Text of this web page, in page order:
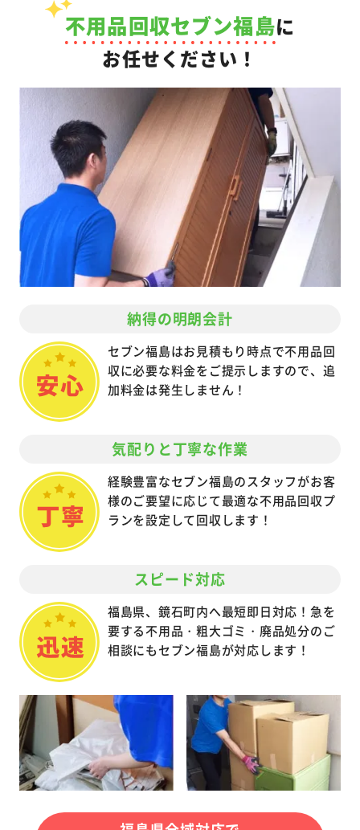
不用品回収セブン福島に
お任せください！
納得の明朗会計
セブン福島はお見積もり時点で不用品回
収に必要な料金をご提示しますので、追
加料金は発生しません！
気配りと丁寧な作業
経験豊富なセブン福島のスタッフがお客
様のご要望に応じて最適な不用品回収プ
ランを設定して回収します！
スピード対応
福島県、鏡石町内へ最短即日対応！急を
要する不用品・粗大ゴミ・廃品処分のご
相談にもセブン福島が対応します！